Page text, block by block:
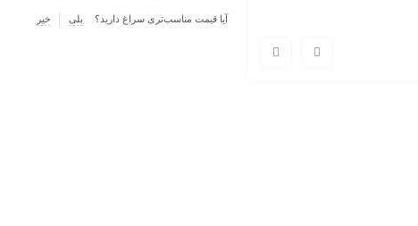
آیا قیمت مناسب‌تری سراغ دارید؟ بلی خیر